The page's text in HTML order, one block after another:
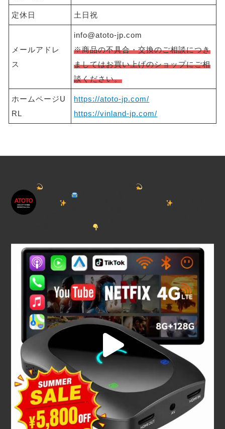
定休日 土日祝
メールアドレ
ス
info@atoto-jp.com
※商品の不具合・交換のご相談につき
ましてはお買い上げのショップにご相
談ください。
ホームページU
RL
https://atoto-jp.com/
https://vinland-jp.com/
代理店です
【 当店でご購入いただくメリット